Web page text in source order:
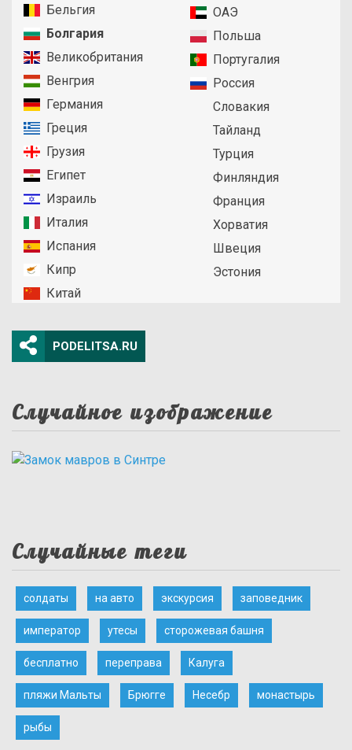
Бельгия
Болгария
Великобритания
Венгрия
Германия
Греция
Грузия
Египет
Израиль
Италия
Испания
Кипр
Китай
ОАЭ
Польша
Португалия
Россия
Словакия
Тайланд
Турция
Финляндия
Франция
Хорватия
Швеция
Эстония
PODELITSA.RU
Случайное изображение
Случайные теги
солдаты на авто экскурсия заповедник
император утесы сторожевая башня
бесплатно переправа Калуга
пляжи Мальты Брюгге Несебр монастырь
рыбы